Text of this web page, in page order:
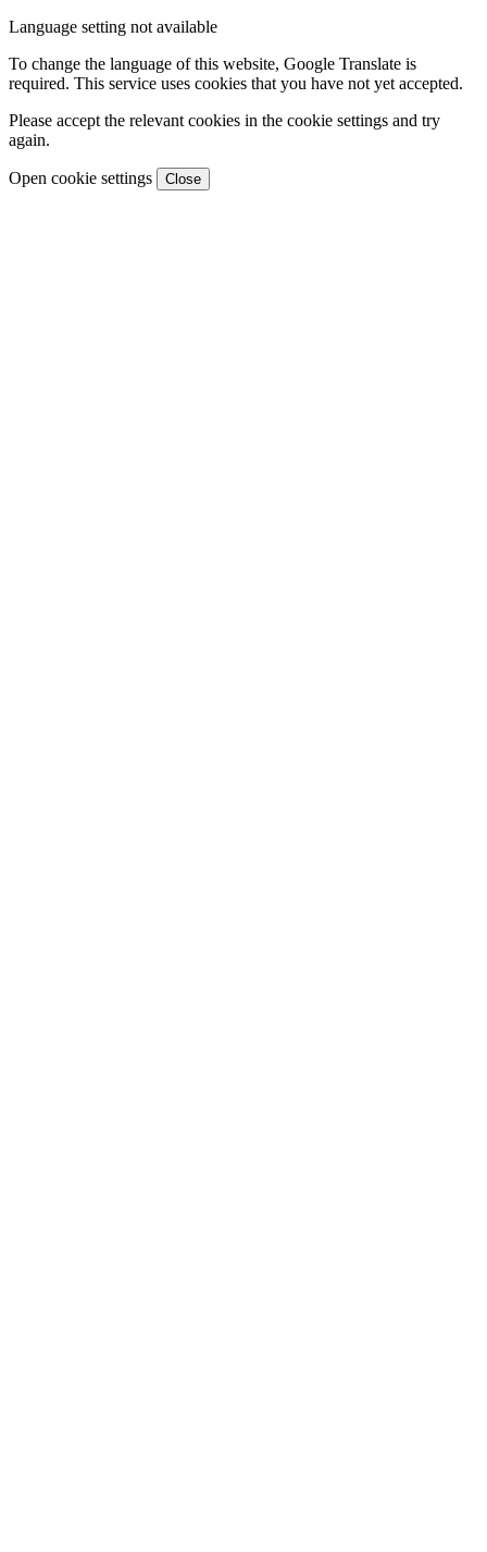
Language setting not available
To change the language of this website, Google Translate is
required. This service uses cookies that you have not yet accepted.
Please accept the relevant cookies in the cookie settings and try
again.
Open cookie settings Close